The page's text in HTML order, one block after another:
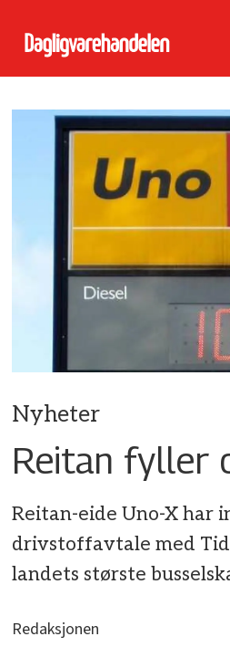
Nyheter
Reitan fyller
Reitan-eide Uno-X har
drivstoffavtale med
landets største
Redaksjonen